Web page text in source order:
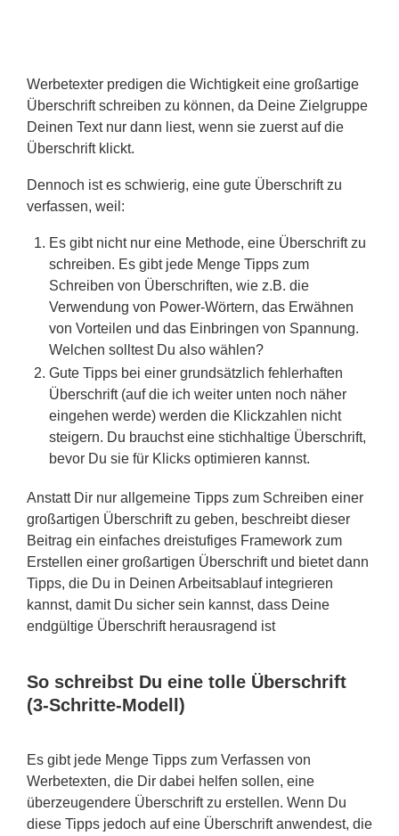
Werbetexter predigen die Wichtigkeit eine großartige
Überschrift schreiben zu können, da Deine Zielgruppe
Deinen Text nur dann liest, wenn sie zuerst auf die
Überschrift klickt.
Dennoch ist es schwierig, eine gute Überschrift zu
verfassen, weil:
Es gibt nicht nur eine Methode, eine Überschrift zu
schreiben. Es gibt jede Menge Tipps zum
Schreiben von Überschriften, wie z.B. die
Verwendung von Power-Wörtern, das Erwähnen
von Vorteilen und das Einbringen von Spannung.
Welchen solltest Du also wählen?
Gute Tipps bei einer grundsätzlich fehlerhaften
Überschrift (auf die ich weiter unten noch näher
eingehen werde) werden die Klickzahlen nicht
steigern. Du brauchst eine stichhaltige Überschrift,
bevor Du sie für Klicks optimieren kannst.
Anstatt Dir nur allgemeine Tipps zum Schreiben einer
großartigen Überschrift zu geben, beschreibt dieser
Beitrag ein einfaches dreistufiges Framework zum
Erstellen einer großartigen Überschrift und bietet dann
Tipps, die Du in Deinen Arbeitsablauf integrieren
kannst, damit Du sicher sein kannst, dass Deine
endgültige Überschrift herausragend ist
So schreibst Du eine tolle Überschrift
(3-Schritte-Modell)
Es gibt jede Menge Tipps zum Verfassen von
Werbetexten, die Dir dabei helfen sollen, eine
überzeugendere Überschrift zu erstellen. Wenn Du
diese Tipps jedoch auf eine Überschrift anwendest, die